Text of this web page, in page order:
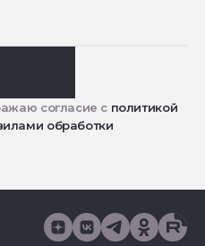
согласие с политикой
обработки